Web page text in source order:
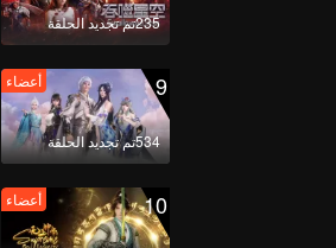
235تم تجديد الحلقة
9
534تم تجديد الحلقة
أعضاء
10 أعضاء